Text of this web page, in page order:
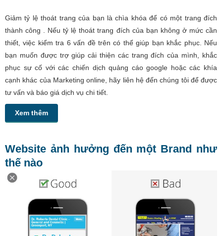
Giảm tỷ lệ thoát trang của bạn là chìa khóa để có một trang đích
thành công . Nếu tỷ lệ thoát trang đích của bạn không ở mức cần
thiết, việc kiểm tra 6 vấn đề trên có thể giúp bạn khắc phục. Nếu
bạn muốn được trợ giúp cải thiện các trang đích của mình, khắc
phục sự cố với các chiến dịch quảng cáo google hoặc các khía
cạnh khác của Marketing online, hãy liên hệ đến chúng tôi để được
tư vấn và báo giá dịch vụ chi tiết.
Xem thêm
Website ảnh hưởng đến một Brand như
thế nào